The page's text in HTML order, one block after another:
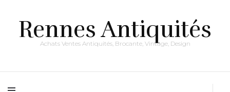
Rennes Antiquités
Achats Ventes Antiquités, Brocante, Vintage, Design